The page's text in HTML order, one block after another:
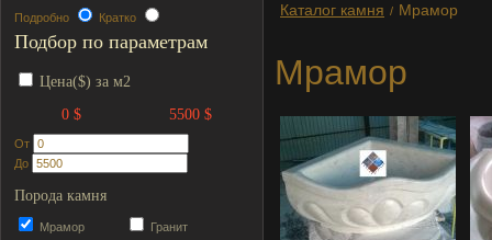
Подробно Кратко
Подбор по параметрам
Цена($) за м2
0 $
5500 $
От
До
Порода камня
Мрамор Гранит
Каталог камня / Мрамор
Мрамор